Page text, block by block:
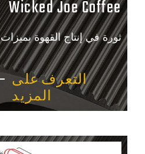
Wicked Joe
في إنتاج القهوة بميزات مبتكرة
التعرف على
المزيد